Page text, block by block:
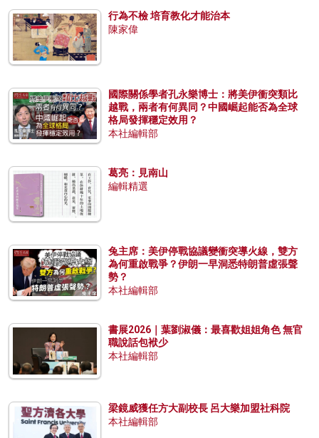
行為不檢 培育教化才能治本
陳家偉
國際關係學者孔永樂博士：將美伊衝突類比
越戰，兩者有何異同？中國崛起能否為全球
格局發揮穩定效用？
本社編輯部
葛亮：見南山
編輯精選
兔主席：美伊停戰協議變衝突導火線，雙方
為何重啟戰爭？伊朗一早洞悉特朗普虛張聲
勢？
本社編輯部
書展2026｜葉劉淑儀：最喜歡姐姐角色 無官
職說話包袱少
本社編輯部
梁鏡威獲任方大副校長 呂大樂加盟社科院
本社編輯部